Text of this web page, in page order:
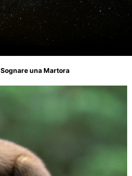
Sognare una Martora